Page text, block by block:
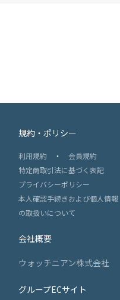
規約・ポリシー
利用規約 ・ 会員規約
特定商取引法に基づく表記
プライバシーポリシー
本人確認手続きおよび個人情報
の取扱いについて
会社概要
ウォッチニアン株式会社
グループECサイト